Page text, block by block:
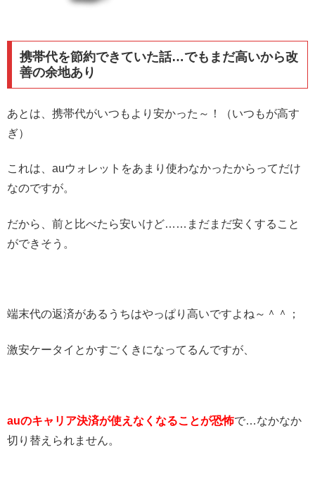
携帯代を節約できていた話…でもまだ高いから改
善の余地あり
あとは、携帯代がいつもより安かった～！（いつもが高す
ぎ）
これは、auウォレットをあまり使わなかったからってだけ
なのですが。
だから、前と比べたら安いけど……まだまだ安くすること
ができそう。
端末代の返済があるうちはやっぱり高いですよね～＾＾；
激安ケータイとかすごくきになってるんですが、
auのキャリア決済が使えなくなることが恐怖で…なかなか
切り替えられません。